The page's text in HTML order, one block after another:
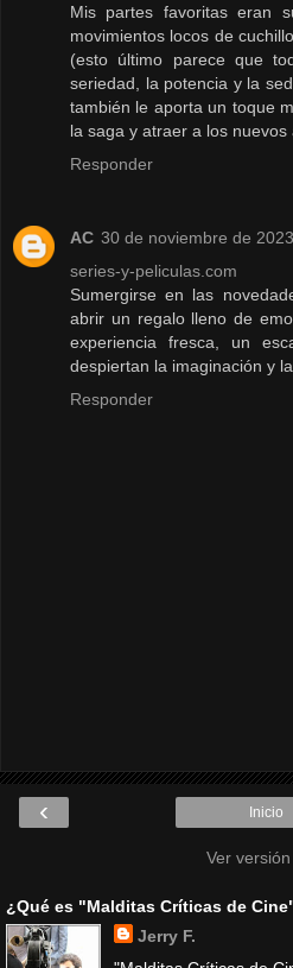
Mis partes favoritas eran
movimientos locos de
(esto último parece que
seriedad, la potencia y la
también le aporta un toque
la saga y atraer a los nuevos
Responder
AC 30 de noviembre de
series-y-peliculas.com
Sumergirse en las
abrir un regalo lleno de
experiencia fresca, un
despiertan la imaginación y
Responder
‹ Inicio
Ver
¿Qué es "Malditas Críticas de
Jerry F.